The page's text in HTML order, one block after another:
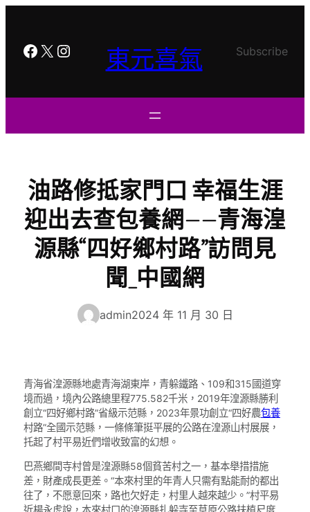
容
Facebook
X Instagram東元喜氣 Subscribe
油路修抵家門口 幸福生涯
迎出去查包養網——青海湟
源縣“四好鄉村路”訪問見
聞_中國網
admin2024 年 11 月 30 日
青海省湟源縣地處青海湖東岸，青躲鐵路、109和315國道穿
境而過，境內公路總里程775.582千米，2019年湟源縣勝利
創立“四好鄉村路”省級示范縣，2023年景功創立“四好農包養
村路”全國示范縣，一條條筆挺平展的公路在湟源山村展展，
托起了村平易近們增收致富的幻想。
巴燕鄉間寺村曾是湟源縣58個貧苦村之一，基本舉措措施
差，財產成長更差。“本來村里的年青人只需有點能耐的都出
往了，不愿意回來，路也欠好走，村里人越來越少。”村平易